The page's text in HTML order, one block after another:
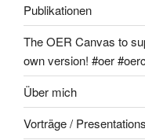
Publikationen
The OER Canvas to
own version! #oer
Über mich
Vorträge / Presentations